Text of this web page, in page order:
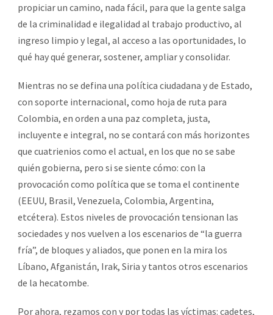
propiciar un camino, nada fácil, para que la gente salga
de la criminalidad e ilegalidad al trabajo productivo, al
ingreso limpio y legal, al acceso a las oportunidades, lo
qué hay qué generar, sostener, ampliar y consolidar.
Mientras no se defina una política ciudadana y de Estado,
con soporte internacional, como hoja de ruta para
Colombia, en orden a una paz completa, justa,
incluyente e integral, no se contará con más horizontes
que cuatrienios como el actual, en los que no se sabe
quién gobierna, pero si se siente cómo: con la
provocación como política que se toma el continente
(EEUU, Brasil, Venezuela, Colombia, Argentina,
etcétera). Estos niveles de provocación tensionan las
sociedades y nos vuelven a los escenarios de “la guerra
fría”, de bloques y aliados, que ponen en la mira los
Líbano, Afganistán, Irak, Siria y tantos otros escenarios
de la hecatombe.
Por ahora, rezamos con y por todas las víctimas: cadetes,